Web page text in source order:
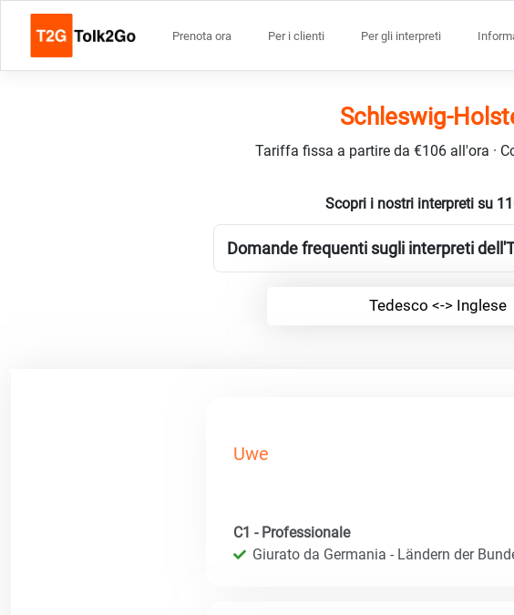
Prenota ora Per i clienti Per gli interpreti
Schleswig-
Tariffa fissa a partire da €106 all'ora ·
Scopri i nostri interpreti su
Domande frequenti sugli interpreti
Tedesco <-> Inglese
Uwe
C1 - Professionale
Giurato da Germania - Ländern der